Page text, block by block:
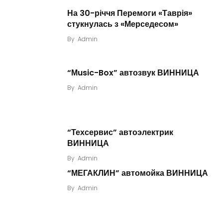
На 30-річчя Перемоги «Таврія»
стукнулась з «Мерседесом»
By Admin
“Мusic-Box” автозвук ВИННИЦА
By Admin
“Техсервис” автоэлектрик
ВИННИЦА
By Admin
“МЕГАКЛИН” автомойка ВИННИЦА
By Admin